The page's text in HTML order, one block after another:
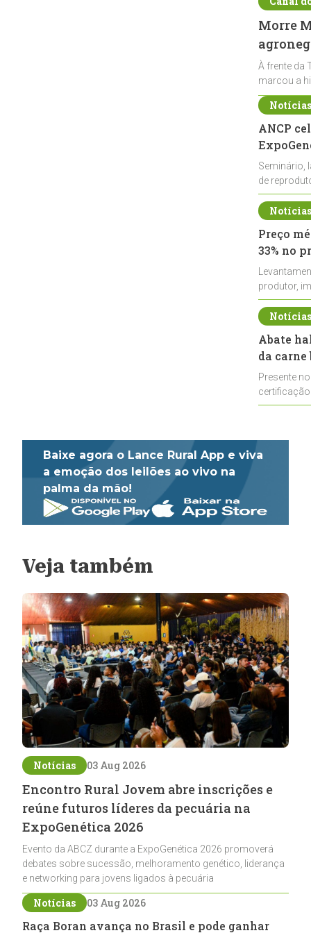
Morre
À frente da
marcou a
ANCP
Seminário,
de
durante a
Preço
33% no
produtor,
de leite cru
Abate
da
Presente
Baixe agora o Lance Rural App e viva
a emoção dos leilões ao vivo na
palma da mão!
Veja também
Notícias 03 Aug 2026
Encontro Rural Jovem abre inscrições e
reúne futuros líderes da pecuária na
ExpoGenética 2026
Evento da ABCZ durante a ExpoGenética 2026 promoverá
debates sobre sucessão, melhoramento genético, liderança
e networking para jovens ligados à pecuária
Notícias 03 Aug 2026
Raça Boran avança no Brasil e pode ganhar